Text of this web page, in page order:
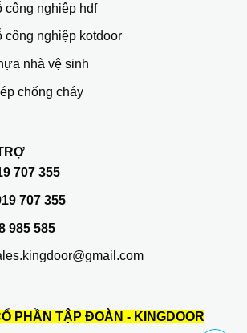
công nghiệp hdf
công nghiệp kotdoor
nhà vệ sinh
chống cháy
707 355
707 355
985 585
PHẦN TẬP ĐOÀN - KINGDOOR